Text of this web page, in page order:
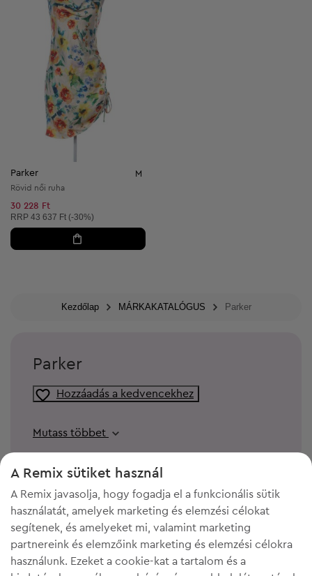
Parker M
Rövid női ruha
30 228 Ft
Ajánlott ár:
RRP 43 637 Ft (-30%)
Kezdőlap MÁRKAKATALÓGUS Parker
Parker
Hozzáadás a kedvencekhez
Mutass többet
A Remix sütiket használ
A Remix javasolja, hogy fogadja el a funkcionális sütik
használatát, amelyek marketing és elemzési célokat
segítenek, és amelyeket mi, valamint marketing
partnereink és elemzőink marketing és elemzési célokra
használunk. Ezeket a cookie-kat a tartalom és a